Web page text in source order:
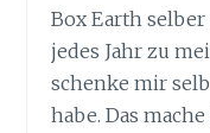
Box Earth selber
jedes Jahr zu
schenke mir
habe. Das